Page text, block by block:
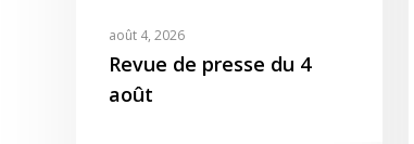
août 4, 2026
Revue de presse du 4
août